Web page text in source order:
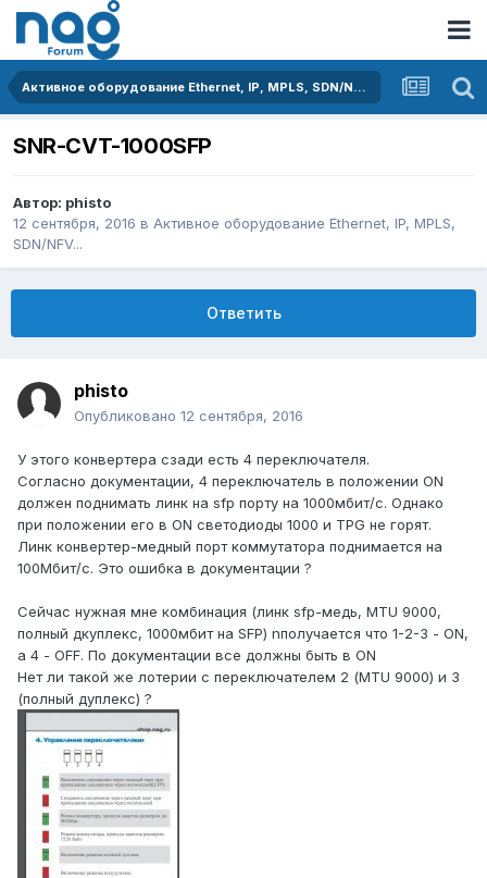
Активное оборудование Ethernet, IP, MPLS, SDN/NFV...
SNR-CVT-1000SFP
Автор: phisto
12 сентября, 2016 в Активное оборудование Ethernet, IP, MPLS,
SDN/NFV...
Ответить
phisto
Опубликовано 12 сентября, 2016
У этого конвертера сзади есть 4 переключателя.
Согласно документации, 4 переключатель в положении ON
должен поднимать линк на sfp порту на 1000мбит/с. Однако
при положении его в ОN светодиоды 1000 и TPG не горят.
Линк конвертер-медный порт коммутатора поднимается на
100Мбит/с. Это ошибка в документации ?
Сейчас нужная мне комбинация (линк sfp-медь, MTU 9000,
полный дкуплекс, 1000мбит на SFP) nполучается что 1-2-3 - ON,
а 4 - OFF. По документации все должны быть в ON
Нет ли такой же лотерии с переключателем 2 (MTU 9000) и 3
(полный дуплекс) ?